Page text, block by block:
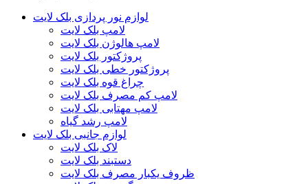
لوازم نور پردازی بلک لایت
لامپ بلک لایت
لامپ هالوژن بلک لایت
پروژکتور بلک لایت
پروژکتور خطی بلک لایت
چراغ قوه بلک لایت
لامپ کم مصرف بلک لایت
لامپ مهتابی بلک لایت
لامپ رشد گیاه
لوازم جانبی بلک لایت
لاک بلک لایت
دستبند بلک لایت
ظروف یکبار مصرف بلک لایت